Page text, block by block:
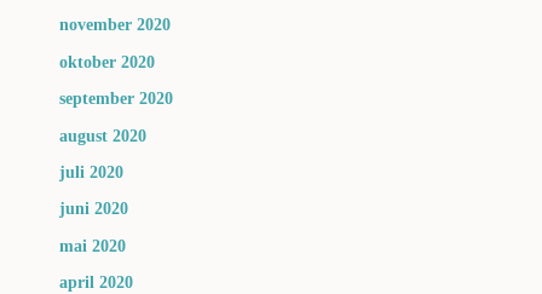
november 2020
oktober 2020
september 2020
august 2020
juli 2020
juni 2020
mai 2020
april 2020